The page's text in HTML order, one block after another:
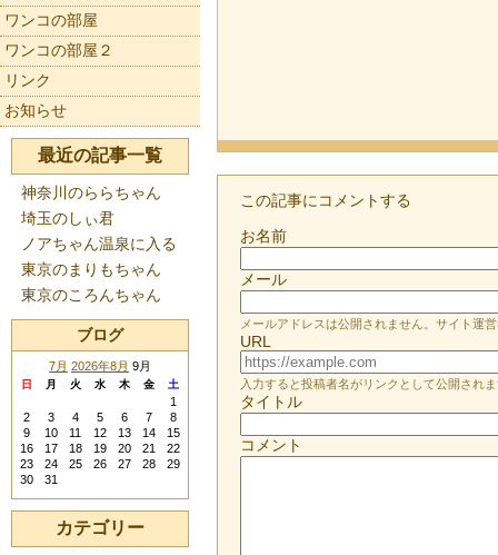
この記事にコメントする
お名前
メール
メールアドレスは公開されません。サイト運
URL
入力すると投稿者名がリンクとして公開され
タイトル
コメント
ワンコの部屋
ワンコの部屋２
リンク
お知らせ
最近の記事一覧
神奈川のららちゃん
埼玉のしぃ君
ノアちゃん温泉に入る
東京のまりもちゃん
東京のころんちゃん
ブログ
7月 2026年8月 9月
日 月 火 水 木 金 土
1
2
3 4 5 6 7
8
9
10 11 12 13 14
15
16
17 18 19 20 21
22
23
24 25 26 27 28
29
30
31
カテゴリー